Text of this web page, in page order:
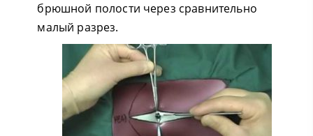
брюшной полости через сравнительно
малый разрез.